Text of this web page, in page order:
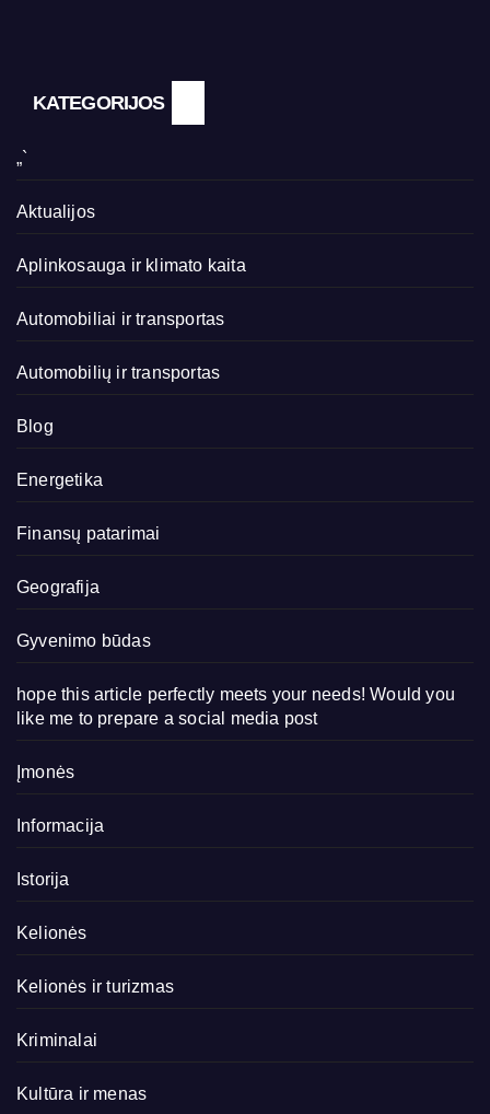
KATEGORIJOS
„`
Aktualijos
Aplinkosauga ir klimato kaita
Automobiliai ir transportas
Automobilių ir transportas
Blog
Energetika
Finansų patarimai
Geografija
Gyvenimo būdas
hope this article perfectly meets your needs! Would you
like me to prepare a social media post
Įmonės
Informacija
Istorija
Kelionės
Kelionės ir turizmas
Kriminalai
Kultūra ir menas